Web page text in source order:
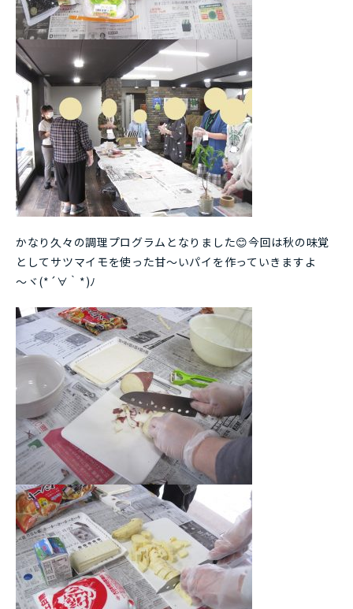
かなり久々の調理プログラムとなりました😊今回は秋の味覚
としてサツマイモを使った甘～いパイを作っていきますよ
～ヾ(*´∀｀*)ﾉ